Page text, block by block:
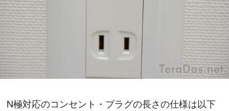
N極対応のコンセント・プラグの長さの仕様は以下